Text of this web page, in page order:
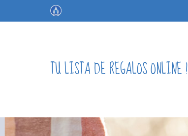
TU LISTA DE REGALOS ONLINE !